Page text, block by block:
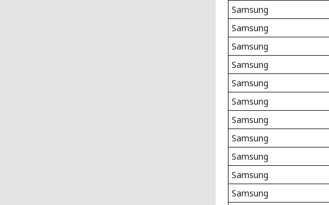
Samsung
Samsung
Samsung
Samsung
Samsung
Samsung
Samsung
Samsung
Samsung
Samsung
Samsung